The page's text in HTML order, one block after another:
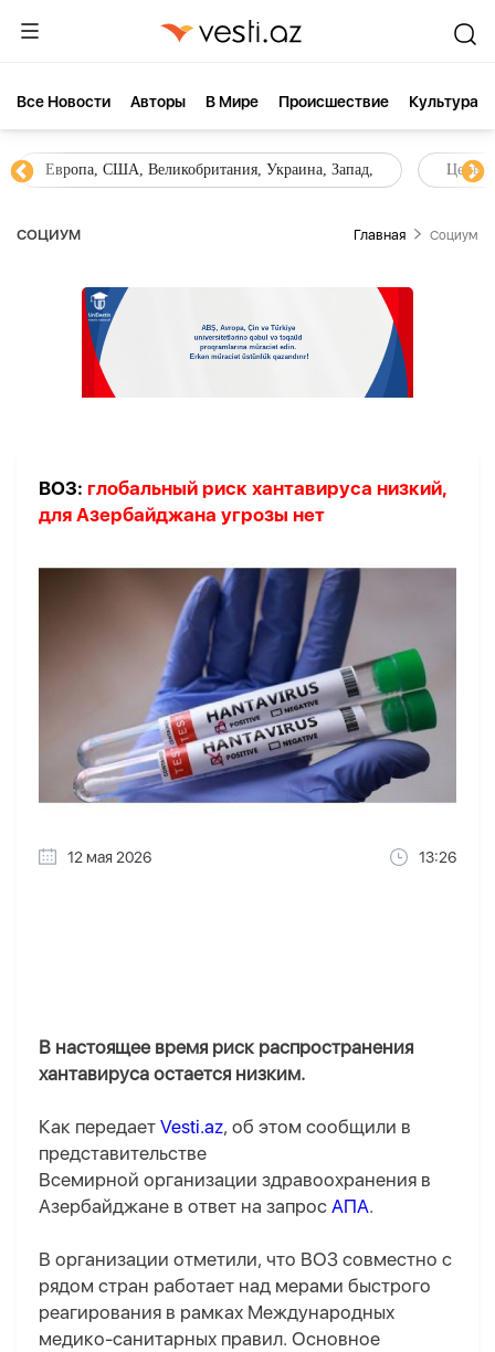
Все Новости Aвторы В Мире Происшествие Культура
Европа, США, Великобритания, Украина, Запад, Цены
СОЦИУМ Главная Социум
ВОЗ: глобальный риск хантавируса низкий,
для Азербайджана угрозы нет
12 мая 2026 13:26
В настоящее время риск распространения
хантавируса остается низким.
Как передает Vesti.az, об этом сообщили в
представительстве
Всемирной организации здравоохранения в
Азербайджане в ответ на запрос АПА.
В организации отметили, что ВОЗ совместно с
рядом стран работает над мерами быстрого
реагирования в рамках Международных
медико-санитарных правил. Основное